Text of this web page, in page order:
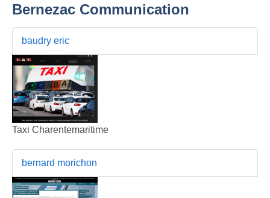
Bernezac Communication
baudry eric
Taxi Charentemaritime
bernard morichon